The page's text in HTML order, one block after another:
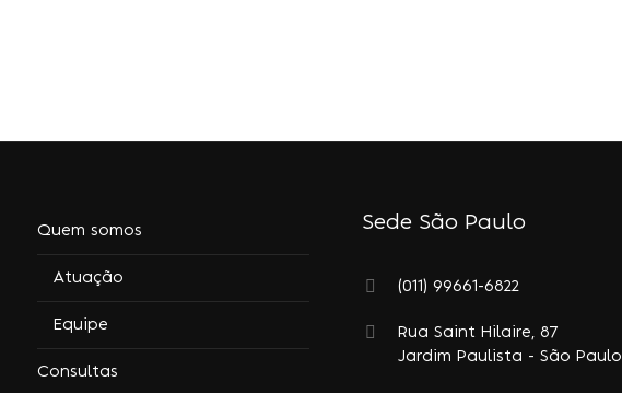
Quem somos
Atuação
Equipe
Consultas
Sede São Paulo
(011) 99661-6822
Rua Saint Hilaire, 87
Jardim Paulista - São Paulo